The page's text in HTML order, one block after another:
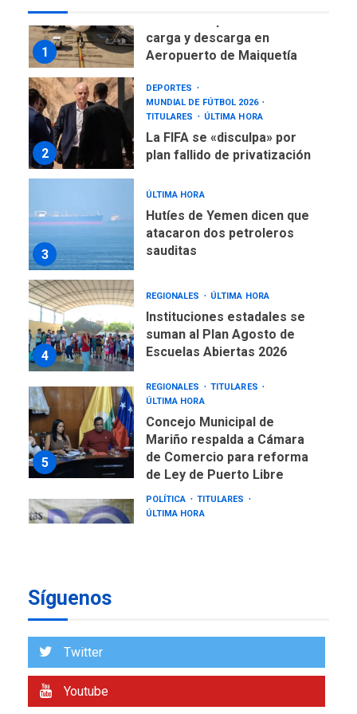
1
carga y descarga en
Aeropuerto de Maiquetía
2
DEPORTES
MUNDIAL DE FÚTBOL 2026
TITULARES
ÚLTIMA HORA
La FIFA se «disculpa» por
plan fallido de privatización
3
ÚLTIMA HORA
Hutíes de Yemen dicen que
atacaron dos petroleros
sauditas
4
REGIONALES ÚLTIMA HORA
Instituciones estadales se
suman al Plan Agosto de
Escuelas Abiertas 2026
5
REGIONALES
TITULARES
ÚLTIMA HORA
Concejo Municipal de
Mariño respalda a Cámara
de Comercio para reforma
de Ley de Puerto Libre
POLÍTICA
TITULARES
ÚLTIMA HORA
7
regional nos respaldaron
Síguenos
Twitter
Youtube